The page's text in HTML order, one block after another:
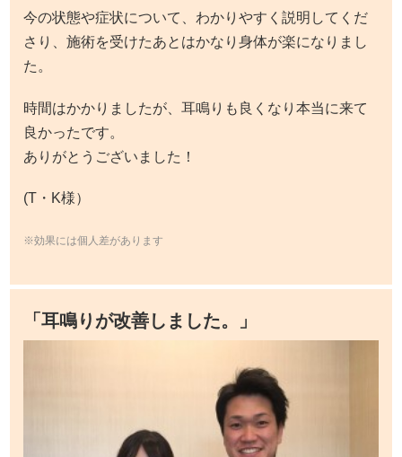
今の状態や症状について、わかりやすく説明してくだ
さり、施術を受けたあとはかなり身体が楽になりまし
た。
時間はかかりましたが、耳鳴りも良くなり本当に来て
良かったです。
ありがとうございました！
(T・K様）
※効果には個人差があります
「耳鳴りが改善しました。」